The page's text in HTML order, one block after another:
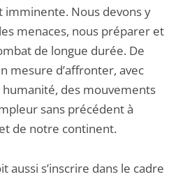
imminente. Nous devons y
menaces, nous préparer et
de longue durée. De
mesure d’affronter, avec
des mouvements
sans précédent à
de notre continent.
aussi s’inscrire dans le cadre